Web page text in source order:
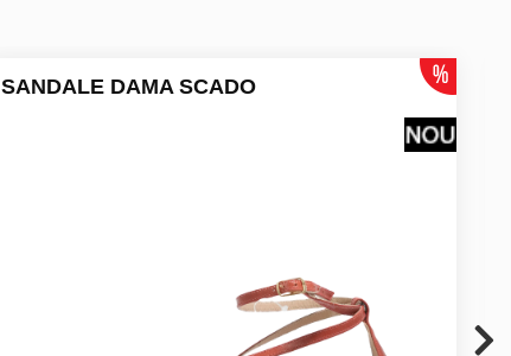
SANDALE DAMA SCADO